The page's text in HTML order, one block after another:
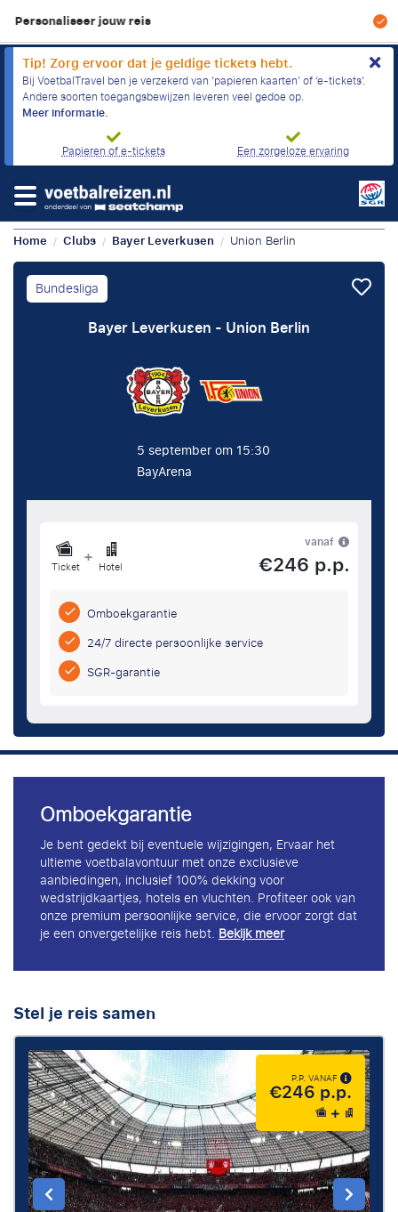
Scherpe prijzen & geen boekingskosten
Tip! Zorg ervoor dat je geldige tickets hebt.
Bij VoetbalTravel ben je verzekerd van ‘papieren kaarten’ of ‘e-tickets’.
Andere soorten toegangsbewijzen leveren veel gedoe op.
Meer informatie.
Papieren of e-tickets
Een zorgeloze ervaring
Home / Clubs / Bayer Leverkusen / Union Berlin
Bundesliga
Bayer Leverkusen - Union Berlin
5 september om 15:30
BayArena
Ticket + Hotel
vanaf
€246 p.p.
Omboekgarantie
24/7 directe persoonlijke service
SGR-garantie
Omboekgarantie
Je bent gedekt bij eventuele wijzigingen, Ervaar het
ultieme voetbalavontuur met onze exclusieve
aanbiedingen, inclusief 100% dekking voor
wedstrijdkaartjes, hotels en vluchten. Profiteer ook van
onze premium persoonlijke service, die ervoor zorgt dat
je een onvergetelijke reis hebt.Bekijk meer
Stel je reis samen
P.P. VANAF
€246 p.p.